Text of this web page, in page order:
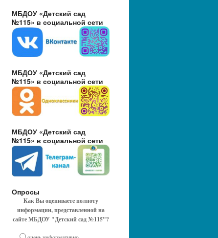
МБДОУ «Детский сад
№115» в социальной сети
МБДОУ «Детский сад
№115» в социальной сети
МБДОУ «Детский сад
№115» в социальной сети
Опросы
Как Вы оцениваете полноту
информации, представленной на
сайте МБДОУ "Детский сад №115"?